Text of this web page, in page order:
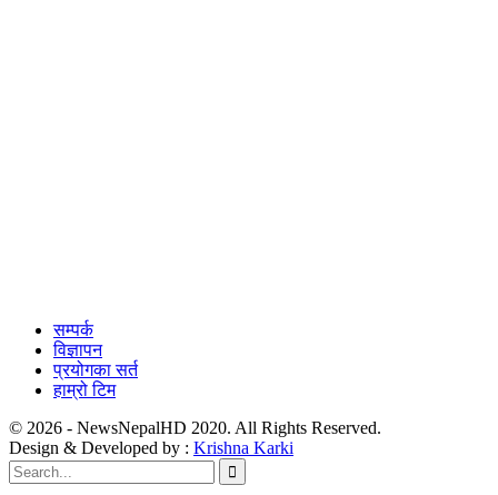
सम्पर्क
विज्ञापन
प्रयोगका सर्त
हाम्रो टिम
© 2026 - NewsNepalHD 2020. All Rights Reserved.
Design & Developed by : Krishna Karki